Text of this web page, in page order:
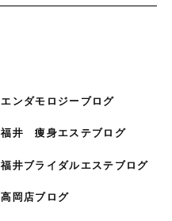
エンダモロジーブログ
福井 痩身エステブログ
福井ブライダルエステブログ
高岡店ブログ